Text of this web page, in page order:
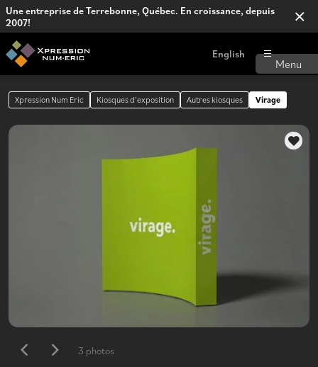
Une entreprise de Terrebonne, Québec. En croissance, depuis
2007!
English
Xpression Num Eric Kiosques d’exposition Autres kiosques Virage
3 photos